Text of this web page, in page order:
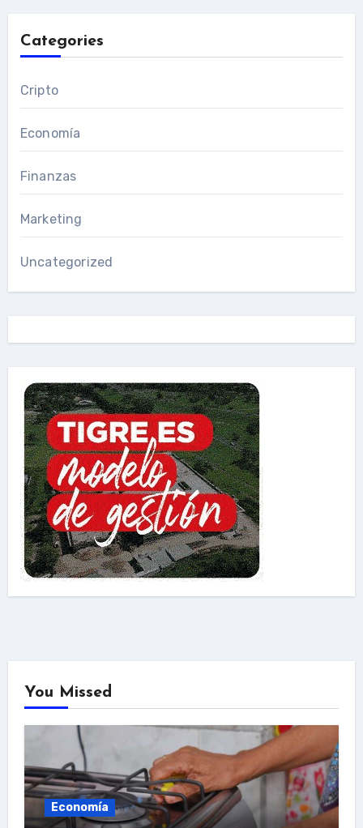
Categories
Cripto
Economía
Finanzas
Marketing
Uncategorized
You Missed
Economía